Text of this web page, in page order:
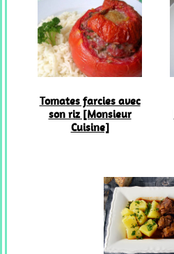
Tomates farcies avec
son riz [Monsieur
Cuisine]